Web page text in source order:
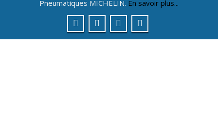
Pneumatiques MICHELIN. En savoir plus...